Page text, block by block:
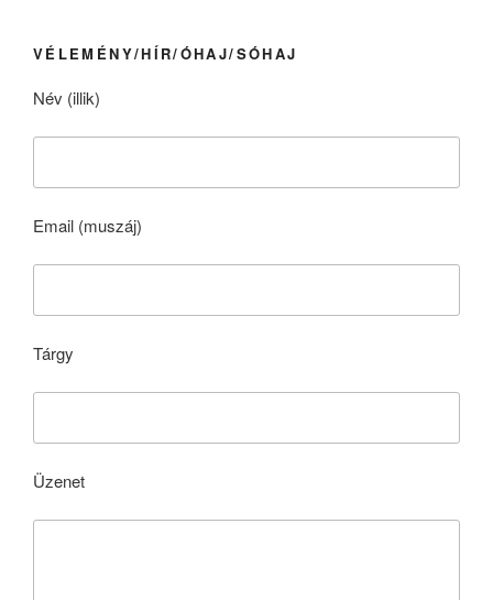
VÉLEMÉNY/HÍR/ÓHAJ/SÓHAJ
Név (illik)
Email (muszáj)
Tárgy
Üzenet